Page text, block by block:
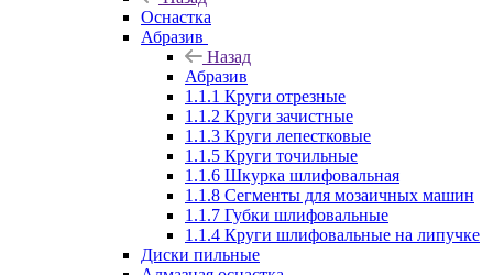
Оснастка
Абразив
Назад
Абразив
1.1.1 Круги отрезные
1.1.2 Круги зачистные
1.1.3 Круги лепестковые
1.1.5 Круги точильные
1.1.6 Шкурка шлифовальная
1.1.8 Сегменты для мозаичных машин
1.1.7 Губки шлифовальные
1.1.4 Круги шлифовальные на липучке
Диски пильные